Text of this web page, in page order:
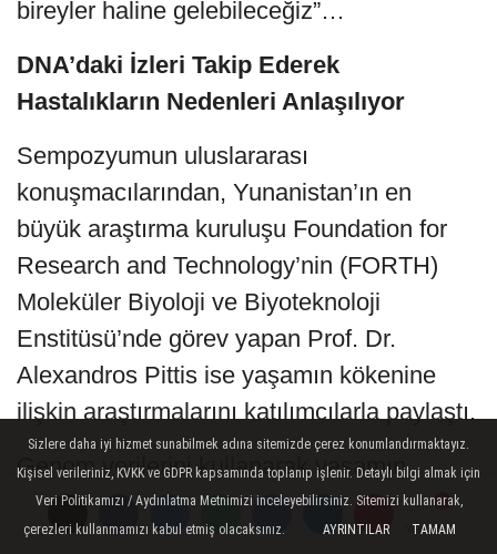
Yorumlar
Yorumlar
bireyler haline gelebileceğiz”…
DNA’daki İzleri Takip Ederek
Hastalıkların Nedenleri Anlaşılıyor
Sempozyumun uluslararası
konuşmacılarından, Yunanistan’ın en
büyük araştırma kuruluşu Foundation for
Research and Technology’nin (FORTH)
Moleküler Biyoloji ve Biyoteknoloji
Enstitüsü’nde görev yapan Prof. Dr.
Alexandros Pittis ise yaşamın kökenine
ilişkin araştırmalarını katılımcılarla paylaştı.
Genom verilerini kullanarak yaşamın
evrimsel geçmişini araştırdığını belirten
Prof. Dr. Alexandros Pittis,
Sizlere daha iyi hizmet sunabilmek adına sitemizde çerez konumlandırmaktayız.
Kişisel verileriniz, KVKK ve GDPR kapsamında toplanıp işlenir. Detaylı bilgi almak için
Veri Politikamızı / Aydınlatma Metnimizi inceleyebilirsiniz. Sitemizi kullanarak,
çerezleri kullanmamızı kabul etmiş olacaksınız.
AYRINTILAR TAMAM